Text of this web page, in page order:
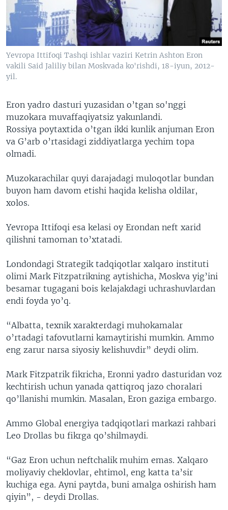
VIDEO
XABARLAR SURATLARDA
ODNOKLASSNIKI
TELEGRAM
TWITTER
SOUNDCLOUD
VOA
Yevropa Ittifoqi Tashqi ishlar vaziri Ketrin Ashton Eron
vakili Said Jaliliy bilan Moskvada ko'rishdi, 18-iyun, 2012-
yil.
Eron yadro dasturi yuzasidan o’tgan so'nggi
muzokara muvaffaqiyatsiz yakunlandi.
Rossiya poytaxtida o’tgan ikki kunlik anjuman Eron
va G’arb o’rtasidagi ziddiyatlarga yechim topa
olmadi.
Muzokarachilar quyi darajadagi muloqotlar bundan
buyon ham davom etishi haqida kelisha oldilar,
xolos.
Yevropa Ittifoqi esa kelasi oy Erondan neft xarid
qilishni tamoman to’xtatadi.
Londondagi Strategik tadqiqotlar xalqaro instituti
olimi Mark Fitzpatrikning aytishicha, Moskva yig’ini
besamar tugagani bois kelajakdagi uchrashuvlardan
endi foyda yo’q.
“Albatta, texnik xarakterdagi muhokamalar
o’rtadagi tafovutlarni kamaytirishi mumkin. Ammo
eng zarur narsa siyosiy kelishuvdir” deydi olim.
Mark Fitzpatrik fikricha, Eronni yadro dasturidan voz
kechtirish uchun yanada qattiqroq jazo choralari
qo’llanishi mumkin. Masalan, Eron gaziga embargo.
Ammo Global energiya tadqiqotlari markazi rahbari
Leo Drollas bu fikrga qo’shilmaydi.
“Gaz Eron uchun neftchalik muhim emas. Xalqaro
moliyaviy cheklovlar, ehtimol, eng katta ta’sir
kuchiga ega. Ayni paytda, buni amalga oshirish ham
qiyin”, - deydi Drollas.